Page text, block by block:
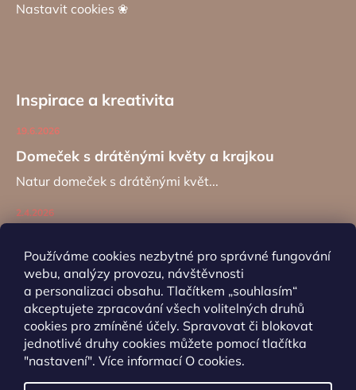
Používáme cookies nezbytné pro správné fungování
webu, analýzy provozu, návštěvnosti
a personalizaci obsahu. Tlačítkem „souhlasím“
akceptujete zpracování všech volitelných druhů
cookies pro zmíněné účely. Spravovat či blokovat
jednotlivé druhy cookies můžete pomocí tlačítka
"nastavení". Více informací O cookies.
Nastavit cookies ❀
Inspirace a kreativita
Domeček s drátěnými květy a krajkou
19.6.2026
Natur domeček s drátěnými květ...
2.4.2026
Návod na výrobu záložky do kní...
ARCHIV